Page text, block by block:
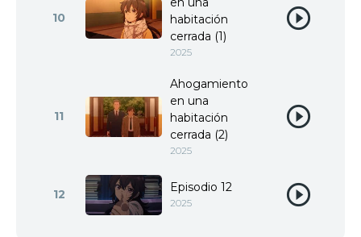
10
habitación
cerrada (1)
2025
11
Ahogamiento
en una
habitación
cerrada (2)
2025
12 Episodio 12
2025